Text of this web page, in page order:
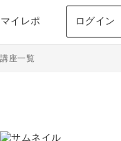
マイレポ ログイン
座一覧